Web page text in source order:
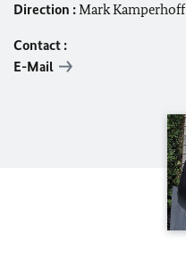
Direction :Mark Kamperhoff
Contact :
E-Mail